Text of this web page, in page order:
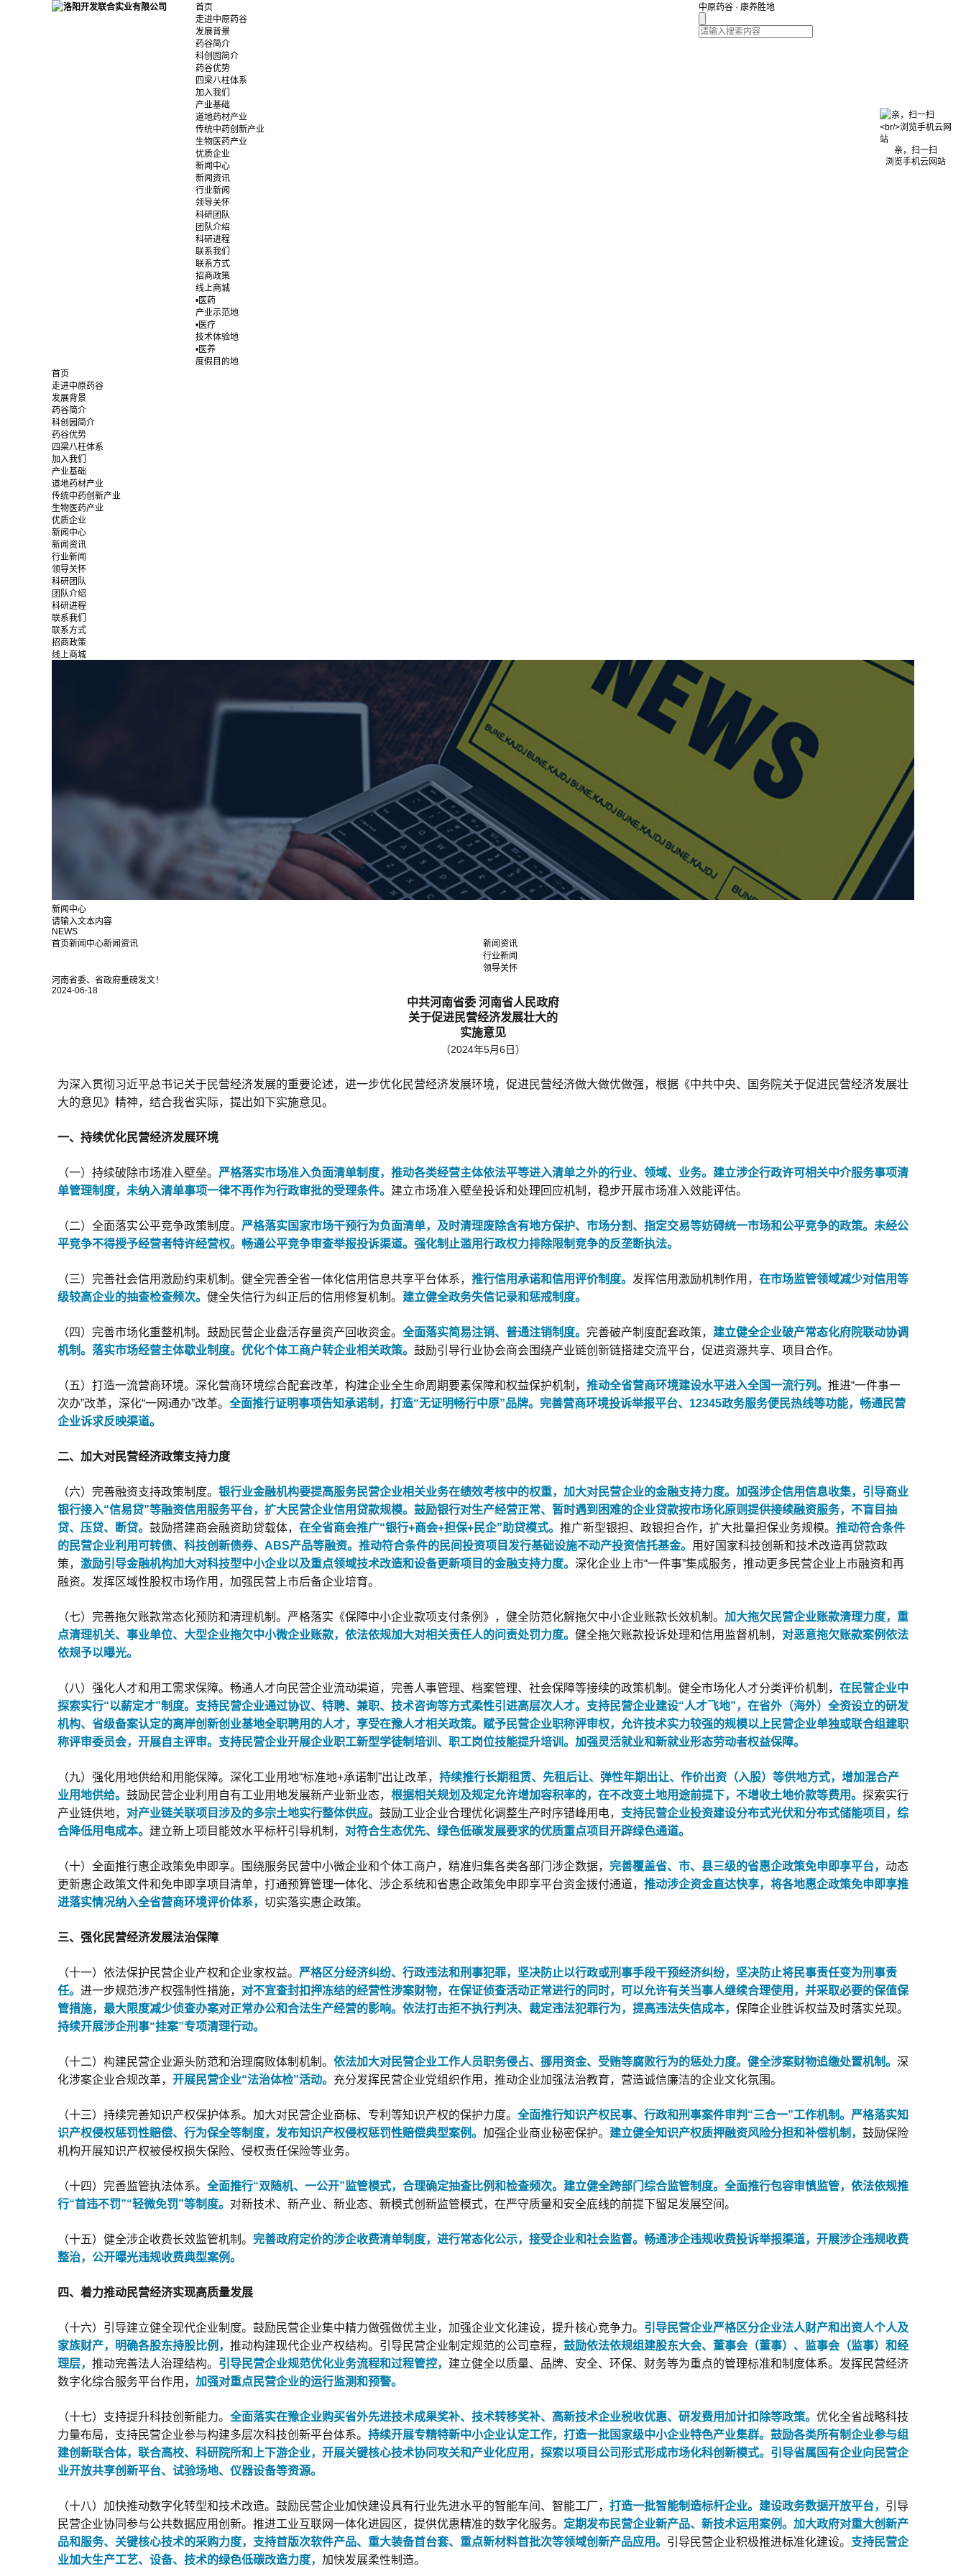
首页
走进中原药谷
发展背景
药谷简介
科创园简介
药谷优势
四梁八柱体系
加入我们
产业基础
道地药材产业
传统中药创新产业
生物医药产业
优质企业
新闻中心
新闻资讯
行业新闻
领导关怀
科研团队
团队介绍
科研进程
联系我们
联系方式
招商政策
线上商城
•医药
产业示范地
•医疗
技术体验地
•医养
度假目的地
中原药谷 · 康养胜地
首页
走进中原药谷
发展背景
药谷简介
科创园简介
药谷优势
四梁八柱体系
加入我们
产业基础
道地药材产业
传统中药创新产业
生物医药产业
优质企业
新闻中心
新闻资讯
行业新闻
领导关怀
科研团队
团队介绍
科研进程
联系我们
联系方式
招商政策
线上商城
新闻中心
请输入文本内容
NEWS
首页新闻中心新闻资讯
新闻资讯
行业新闻
领导关怀
河南省委、省政府重磅发文！
2024-06-18
中共河南省委 河南省人民政府
关于促进民营经济发展壮大的
实施意见
（2024年5月6日）
为深入贯彻习近平总书记关于民营经济发展的重要论述，进一步优化民营经济发展环境，促进民营经济做大做优做强，根据《中共中央、国务院关于促进民营经济发展壮
大的意见》精神，结合我省实际，提出如下实施意见。
一、持续优化民营经济发展环境
（一）持续破除市场准入壁垒。 严格落实市场准入负面清单制度，推动各类经营主体依法平等进入清单之外的行业、领域、业务。 建立涉企行政许可相关中介服务事项清
单管理制度，未纳入清单事项一律不再作为行政审批的受理条件。 建立市场准入壁垒投诉和处理回应机制，稳步开展市场准入效能评估。
（二）全面落实公平竞争政策制度。 严格落实国家市场干预行为负面清单， 及时清理废除含有地方保护、市场分割、指定交易等妨碍统一市场和公平竞争的政策。未经公
平竞争不得授予经营者特许经营权。畅通公平竞争审查举报投诉渠道。 强化制止滥用行政权力排除限制竞争的反垄断执法。
（三）完善社会信用激励约束机制。健全完善全省一体化信用信息共享平台体系， 推行信用承诺和信用评价制度。 发挥信用激励机制作用， 在市场监管领域减少对信用等
级较高企业的抽查检查频次。 健全失信行为纠正后的信用修复机制。 建立健全政务失信记录和惩戒制度。
（四）完善市场化重整机制。鼓励民营企业盘活存量资产回收资金。 全面落实简易注销、普通注销制度。 完善破产制度配套政策， 建立健全企业破产常态化府院联动协调
机制。 落实市场经营主体歇业制度。优化个体工商户转企业相关政策。 鼓励引导行业协会商会围绕产业链创新链搭建交流平台，促进资源共享、项目合作。
（五）打造一流营商环境。深化营商环境综合配套改革，构建企业全生命周期要素保障和权益保护机制， 推动全省营商环境建设水平进入全国一流行列。 推进“一件事一
次办”改革，深化“一网通办”改革。 全面推行证明事项告知承诺制，打造“无证明畅行中原”品牌。 完善营商环境投诉举报平台、12345政务服务便民热线等功能， 畅通民营
企业诉求反映渠道。
二、加大对民营经济政策支持力度
（六）完善融资支持政策制度。 银行业金融机构要提高服务民营企业相关业务在绩效考核中的权重，加大对民营企业的金融支持力度。加强涉企信用信息收集，引导商业
银行接入“信易贷”等融资信用服务平台，扩大民营企业信用贷款规模。 鼓励银行对生产经营正常、暂时遇到困难的企业贷款按市场化原则提供接续融资服务，不盲目抽
贷、压贷、断贷。 鼓励搭建商会融资助贷载体， 在全省商会推广“银行+商会+担保+民企”助贷模式。 推广新型银担、政银担合作，扩大批量担保业务规模。 推动符合条件
的民营企业利用可转债、科技创新债券、ABS产品等融资。 推动符合条件的民间投资项目发行基础设施不动产投资信托基金。 用好国家科技创新和技术改造再贷款政
策， 激励引导金融机构加大对科技型中小企业以及重点领域技术改造和设备更新项目的金融支持力度。 深化企业上市“一件事”集成服务，推动更多民营企业上市融资和再
融资。发挥区域性股权市场作用，加强民营上市后备企业培育。
（七）完善拖欠账款常态化预防和清理机制。严格落实《保障中小企业款项支付条例》，健全防范化解拖欠中小企业账款长效机制。 加大拖欠民营企业账款清理力度，重
点清理机关、事业单位、大型企业拖欠中小微企业账款，依法依规加大对相关责任人的问责处罚力度。 健全拖欠账款投诉处理和信用监督机制， 对恶意拖欠账款案例依法
依规予以曝光。
（八）强化人才和用工需求保障。畅通人才向民营企业流动渠道，完善人事管理、档案管理、社会保障等接续的政策机制。健全市场化人才分类评价机制， 在民营企业中
探索实行“以薪定才”制度。 支持民营企业通过协议、特聘、兼职、技术咨询等方式柔性引进高层次人才。支持民营企业建设“人才飞地”，在省外（海外）全资设立的研发
机构、省级备案认定的离岸创新创业基地全职聘用的人才，享受在豫人才相关政策。赋予民营企业职称评审权，
允许技术实力较强的规模以上民营企业单独或联合组建职
称评审委员会，开展自主评审。支持民营企业开展企业职工新型学徒制培训、职工岗位技能提升培训。加强灵活就业和新就业形态劳动者权益保障。
（九）强化用地供给和用能保障。深化工业用地“标准地+承诺制”出让改革， 持续推行长期租赁、先租后让、弹性年期出让、作价出资（入股）等供地方式， 增加混合产
业用地供给。 鼓励民营企业利用自有工业用地发展新产业新业态， 根据相关规划及规定允许增加容积率的，在不改变土地用途前提下，不增收土地价款等费用。 探索实行
产业链供地， 对产业链关联项目涉及的多宗土地实行整体供应。 鼓励工业企业合理优化调整生产时序错峰用电， 支持民营企业投资建设分布式光伏和分布式储能项目，综
合降低用电成本。 建立新上项目能效水平标杆引导机制， 对符合生态优先、绿色低碳发展要求的优质重点项目开辟绿色通道。
（十）全面推行惠企政策免申即享。围绕服务民营中小微企业和个体工商户，精准归集各类各部门涉企数据， 完善覆盖省、市、县三级的省惠企政策免申即享平台， 动态
更新惠企政策文件和免申即享项目清单，打通预算管理一体化、涉企系统和省惠企政策免申即享平台资金拨付通道， 推动涉企资金直达快享， 将各地惠企政策免申即享推
进落实情况纳入全省营商环境评价体系， 切实落实惠企政策。
三、强化民营经济发展法治保障
（十一）依法保护民营企业产权和企业家权益。 严格区分经济纠纷、行政违法和刑事犯罪，坚决防止以行政或刑事手段干预经济纠纷，坚决防止将民事责任变为刑事责
任。 进一步规范涉产权强制性措施， 对不宜查封扣押冻结的经营性涉案财物，在保证侦查活动正常进行的同时，可以允许有关当事人继续合理使用，并采取必要的保值保
管措施， 最大限度减少侦查办案对正常办公和合法生产经营的影响。依法打击拒不执行判决、裁定违法犯罪行为，提高违法失信成本， 保障企业胜诉权益及时落实兑现。
持续开展涉企刑事“挂案”专项清理行动。
（十二）构建民营企业源头防范和治理腐败体制机制。 依法加大对民营企业工作人员职务侵占、挪用资金、受贿等腐败行为的惩处力度。 健全涉案财物追缴处置机制。 深
化涉案企业合规改革， 开展民营企业“法治体检”活动。 充分发挥民营企业党组织作用，推动企业加强法治教育，营造诚信廉洁的企业文化氛围。
（十三）持续完善知识产权保护体系。加大对民营企业商标、专利等知识产权的保护力度。 全面推行知识产权民事、行政和刑事案件审判“三合一”工作机制。严格落实知
识产权侵权惩罚性赔偿、行为保全等制度，发布知识产权侵权惩罚性赔偿典型案例。 加强企业商业秘密保护。 建立健全知识产权质押融资风险分担和补偿机制， 鼓励保险
机构开展知识产权被侵权损失保险、侵权责任保险等业务。
（十四）完善监管执法体系。 全面推行“双随机、一公开”监管模式，合理确定抽查比例和检查频次。建立健全跨部门综合监管制度。全面推行包容审慎监管，依法依规推
行“首违不罚”“轻微免罚”等制度。 对新技术、新产业、新业态、新模式创新监管模式，在严守质量和安全底线的前提下留足发展空间。
（十五）健全涉企收费长效监管机制。 完善政府定价的涉企收费清单制度，进行常态化公示，接受企业和社会监督。畅通涉企违规收费投诉举报渠道，开展涉企违规收费
整治，公开曝光违规收费典型案例。
四、着力推动民营经济实现高质量发展
（十六）引导建立健全现代企业制度。鼓励民营企业集中精力做强做优主业，加强企业文化建设，提升核心竞争力。 引导民营企业严格区分企业法人财产和出资人个人及
家族财产，明确各股东持股比例， 推动构建现代企业产权结构。引导民营企业制定规范的公司章程， 鼓励依法依规组建股东大会、董事会（董事）、监事会（监事）和经
理层， 推动完善法人治理结构。 引导民营企业规范优化业务流程和过程管控， 建立健全以质量、品牌、安全、环保、财务等为重点的管理标准和制度体系。发挥民营经济
数字化综合服务平台作用， 加强对重点民营企业的运行监测和预警。
（十七）支持提升科技创新能力。 全面落实在豫企业购买省外先进技术成果奖补、技术转移奖补、高新技术企业税收优惠、研发费用加计扣除等政策。 优化全省战略科技
力量布局，支持民营企业参与构建多层次科技创新平台体系。 持续开展专精特新中小企业认定工作，打造一批国家级中小企业特色产业集群。 鼓励各类所有制企业参与组
建创新联合体，联合高校、科研院所和上下游企业，开展关键核心技术协同攻关和产业化应用，探索以项目公司形式形成市场化科创新模式。 引导省属国有企业向民营企
业开放共享创新平台、试验场地、仪器设备等资源。
（十八）加快推动数字化转型和技术改造。鼓励民营企业加快建设具有行业先进水平的智能车间、智能工厂， 打造一批智能制造标杆企业。 建设政务数据开放平台， 引导
民营企业协同参与公共数据应用创新。推进工业互联网一体化进园区，提供优惠精准的数字化服务。 定期发布民营企业新产品、新技术运用案例。 加大政府对重大创新产
品和服务、关键核心技术的采购力度，支持首版次软件产品、重大装备首台套、重点新材料首批次等领域创新产品应用。 引导民营企业积极推进标准化建设。 支持民营企
业加大生产工艺、设备、技术的绿色低碳改造力度， 加快发展柔性制造。
亲，扫一扫
浏览手机云网站